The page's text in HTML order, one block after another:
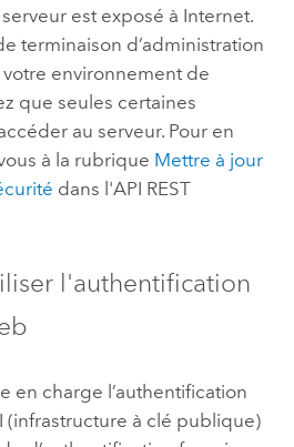
est exposé à Internet.
terminaison d’administration
environnement de
que seules certaines
au serveur. Pour en
à la rubrique Mettre à jour
dans l'API REST
l'authentification
en charge l’authentification
(infrastructure à clé publique)